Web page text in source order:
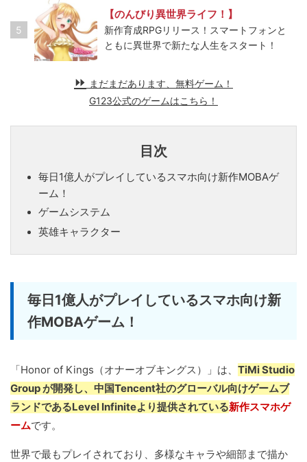
5
【のんびり異世界ライフ！】
新作育成RPGリリース！スマートフォンと
ともに異世界で新たな人生をスタート！
まだまだあります、無料ゲーム！
G123公式のゲームはこちら！
目次
毎日1億人がプレイしているスマホ向け新作MOBAゲ
ーム！
ゲームシステム
英雄キャラクター
毎日1億人がプレイしているスマホ向け新
作MOBAゲーム！
「Honor of Kings（オナーオブキングス）」は、 TiMi Studio
Group が開発し、中国Tencent社のグローバル向けゲームブ
ランドであるLevel Infiniteより提供されている新作スマホゲ
ームです。
世界で最もプレイされており、多様なキャラや細部まで描か